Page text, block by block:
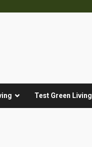
Test Green Living